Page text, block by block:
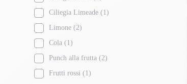
Ciliegia Limeade (1)
Limone (2)
Cola (1)
Punch alla frutta (2)
Frutti rossi (1)